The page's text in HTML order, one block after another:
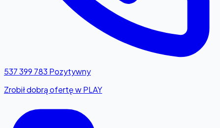
537 399 783 Pozytywny
Zrobił dobrą ofertę w PLAY